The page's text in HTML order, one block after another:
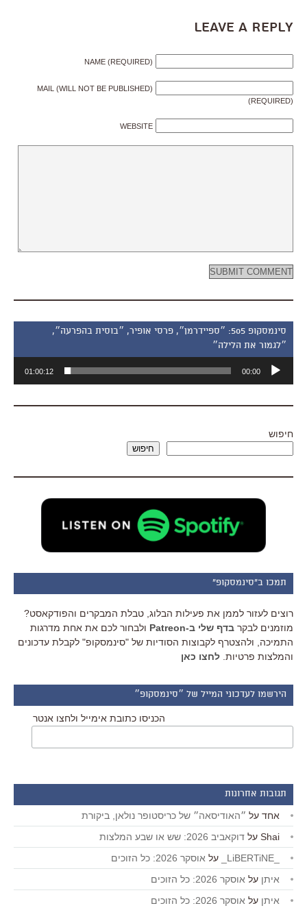
Leave a Reply
NAME (REQUIRED)
MAIL (WILL NOT BE PUBLISHED)
(REQUIRED)
WEBSITE
סינמסקופ 505: ״ספיידרמן״, פרסי אופיר, ״בוסית בהפרעה״,
״לגמור את הלילה״
אודיו
00:00
01:00:12
חיפוש
חיפוש
תמכו ב"סינמסקופ"
רוצים לעזור לממן את פעילות הבלוג, טבלת המבקרים והפודקאסט?
מוזמנים לבקר בדף שלי ב-Patreon
ולבחור לכם את אחת מדרגות
התמיכה, ולהצטרף לקבוצות הסודיות של "סינמסקופ" לקבלת עדכונים
והמלצות פרטיות. לחצו כאן
הירשמו לעדכוני המייל של ״סינמסקופ״
הכניסו כתובת אימייל ולחצו אנטר
תגובות אחרונות
אחד על ״האודיסאה״ של כריסטופר נולאן, ביקורת
Shai על דוקאביב 2026: שש או שבע המלצות
על אוסקר 2026: כל הזוכים
איתן על אוסקר 2026: כל הזוכים
איתן על אוסקר 2026: כל הזוכים